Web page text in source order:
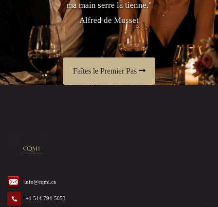
ma main serre la tienne."
Alfred de Musset
Faîtes le Premier Pas
info@cqmi.ca
+1 514 794-5053